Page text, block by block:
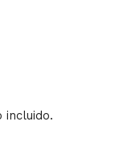
incluido.